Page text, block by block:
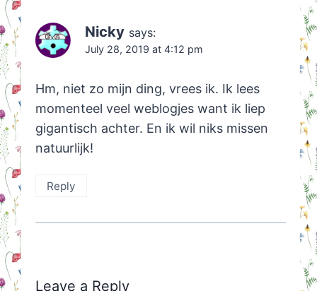
Nicky says:
July 28, 2019 at 4:12 pm
Hm, niet zo mijn ding, vrees ik. Ik lees
momenteel veel weblogjes want ik liep
gigantisch achter. En ik wil niks missen
natuurlijk!
Reply
Leave a Reply